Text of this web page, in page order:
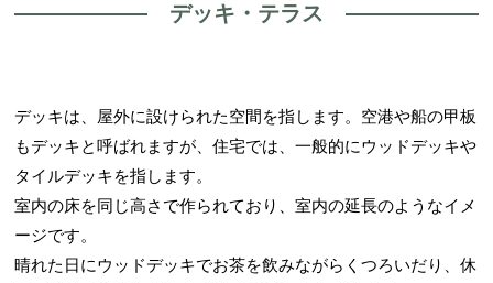
デッキ・テラス
デッキは、屋外に設けられた空間を指します。空港や船の甲板
もデッキと呼ばれますが、住宅では、一般的にウッドデッキや
タイルデッキを指します。
室内の床を同じ高さで作られており、室内の延長のようなイメ
ージです。
晴れた日にウッドデッキでお茶を飲みながらくつろいだり、休